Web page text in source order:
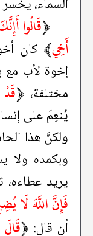
السماء،
﴿قَالُوا
أَخِي﴾ كان
إخوة لأب مع
مختلفة، ﴿
يُنعِمَ على
ولكنَّ هذا
وبكمده ولا
يريد عطاءه،
فَإِنَّ اللَّهَ لَا
أن قال: ﴿